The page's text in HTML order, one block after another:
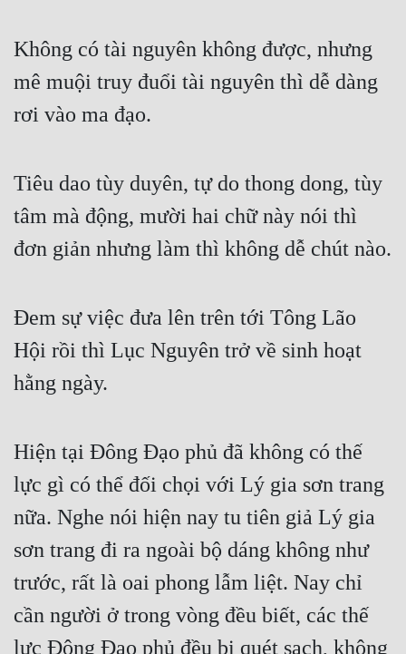
Không có tài nguyên không được, nhưng
mê muội truy đuổi tài nguyên thì dễ dàng
rơi vào ma đạo.
Tiêu dao tùy duyên, tự do thong dong, tùy
tâm mà động, mười hai chữ này nói thì
đơn giản nhưng làm thì không dễ chút nào.
Đem sự việc đưa lên trên tới Tông Lão
Hội rồi thì Lục Nguyên trở về sinh hoạt
hằng ngày.
Hiện tại Đông Đạo phủ đã không có thế
lực gì có thể đối chọi với Lý gia sơn trang
nữa. Nghe nói hiện nay tu tiên giả Lý gia
sơn trang đi ra ngoài bộ dáng không như
trước, rất là oai phong lẫm liệt. Nay chỉ
cần người ở trong vòng đều biết, các thế
lực Đông Đạo phủ đều bị quét sạch, không